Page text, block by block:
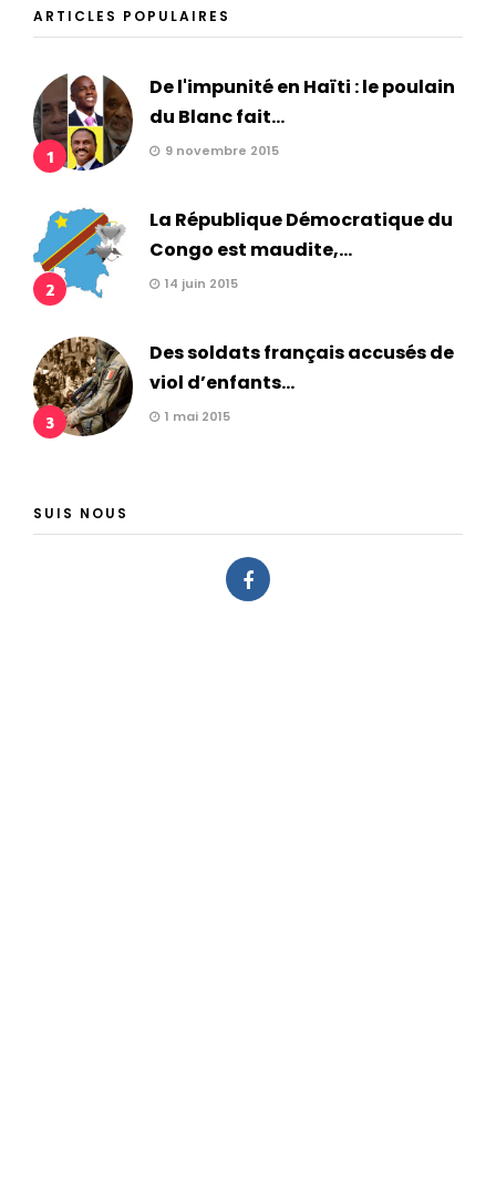
ARTICLES POPULAIRES
1
De l'impunité en Haïti : le poulain
du Blanc fait...
9 novembre 2015
2
La République Démocratique du
Congo est maudite,...
14 juin 2015
3
Des soldats français accusés de
viol d’enfants...
1 mai 2015
SUIS NOUS